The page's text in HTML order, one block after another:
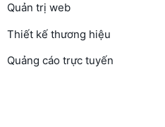
Quản trị web
Thiết kế thương hiệu
Quảng cáo trực tuyến